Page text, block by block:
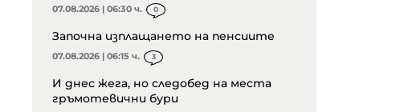
07.08.2026 | 06:30 ч. 0
Започна изплащането на пенсиите
07.08.2026 | 06:15 ч. 3
И днес жега, но следобед на места
гръмотевични бури